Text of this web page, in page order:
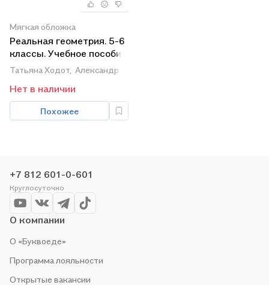
Мягкая обложка
Реальная геометрия. 5-6
классы. Учебное пособие
для
общеобразовательных
организаций
Татьяна Ходот, Александр Ходот,
Нет в наличии
Похожее
+7 812 601-0-601
Круглосуточно
О компании
О «Буквоеде»
Программа лояльности
Открытые вакансии